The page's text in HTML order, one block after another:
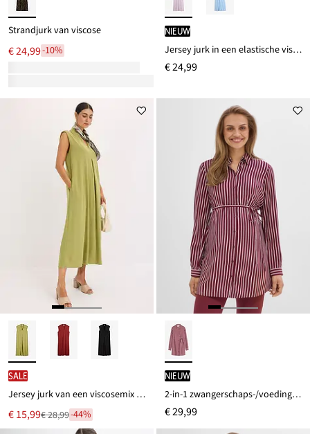
Strandjurk van viscose
€ 24,99-10%
Nieuw
Jersey jurk in een elastische viscosemix
€ 24,99
SALE
Jersey jurk van een viscosemix met schoudervullingen
Nu
voor
€ 15,99
Van € 28,99-44%
Nieuw
2-in-1 zwangerschaps-/voedingsjurk van soepele viscose
€ 29,99